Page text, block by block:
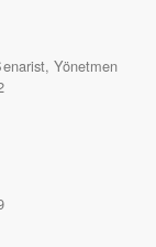
Yönetmen